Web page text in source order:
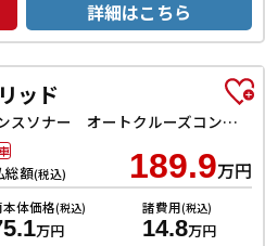
詳細はこちら
ッド
アスリートS ETC クリアランスソナー オートクルーズコントロール バックカメラ ナビ TV アルミホイール オートライト HID CVT スマートキー 電動格納ミラー 盗難防止システム
総額(税込) 189.9万円
本体価格(税込)
万円
諸費用(税込)
14.8万円